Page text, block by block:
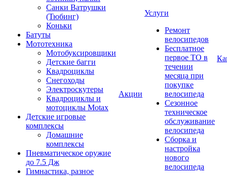
Санки Ватрушки
(Тюбинг)
Коньки
Батуты
Мототехника
Мотобуксировщики
Детские багги
Квадроциклы
Снегоходы
Электроскутеры
Квадроциклы и
мотоциклы Motax
Детские игровые
комплексы
Домашние
комплексы
Пневматическое оружие
до 7.5 Дж
Гимнастика, разное
Акции
Услуги
Ремонт
велосипедов
Бесплатное
первое ТО в
течении
месяца при
покупке
велосипеда
Сезонное
техническое
обслуживание
велосипеда
Сборка и
настройка
нового
велосипеда